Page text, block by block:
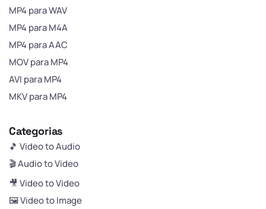
MP4 para WAV
MP4 para M4A
MP4 para AAC
MOV para MP4
AVI para MP4
MKV para MP4
Categorias
🎵 Video to Audio
🎬 Audio to Video
🎥 Video to Video
🖼️ Video to Image